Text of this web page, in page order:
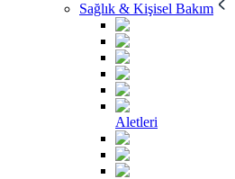
Sağlık & Kişisel Bakım
Aletleri